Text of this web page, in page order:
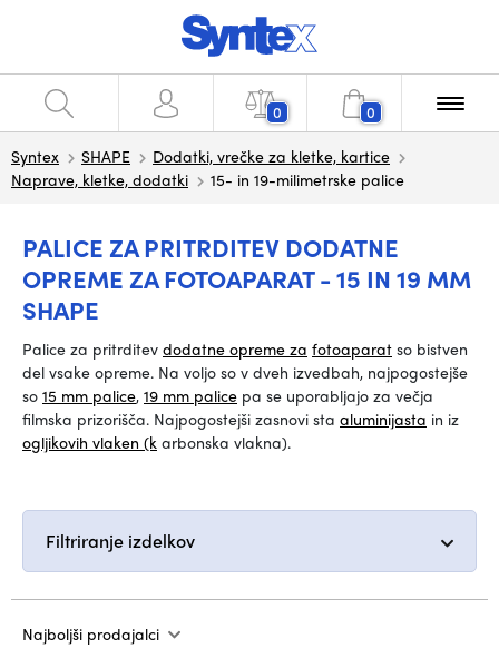
0 0
Syntex SHAPE
Dodatki, vrečke za kletke, kartice
Naprave, kletke, dodatki
15- in 19-milimetrske palice
PALICE ZA PRITRDITEV DODATNE
OPREME ZA FOTOAPARAT - 15 IN 19 MM
SHAPE
Palice za pritrditev dodatne opreme za fotoaparat so bistven
del vsake opreme. Na voljo so v dveh izvedbah, najpogostejše
so 15 mm palice, 19 mm palice pa se uporabljajo za večja
filmska prizorišča. Najpogostejši zasnovi sta aluminijasta in iz
ogljikovih vlaken (k arbonska vlakna).
Filtriranje izdelkov
Najboljši prodajalci